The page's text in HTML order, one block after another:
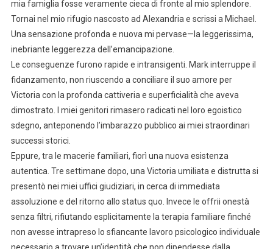
mia famiglia fosse veramente cieca di fronte al mio splendore.
Tornai nel mio rifugio nascosto ad Alexandria e scrissi a Michael.
Una sensazione profonda e nuova mi pervase—la leggerissima,
inebriante leggerezza dell’emancipazione.
Le conseguenze furono rapide e intransigenti. Mark interruppe il
fidanzamento, non riuscendo a conciliare il suo amore per
Victoria con la profonda cattiveria e superficialità che aveva
dimostrato. I miei genitori rimasero radicati nel loro egoistico
sdegno, anteponendo l’imbarazzo pubblico ai miei straordinari
successi storici.
Eppure, tra le macerie familiari, fiorì una nuova esistenza
autentica. Tre settimane dopo, una Victoria umiliata e distrutta si
presentò nei miei uffici giudiziari, in cerca di immediata
assoluzione e del ritorno allo status quo. Invece le offrii onestà
senza filtri, rifiutando esplicitamente la terapia familiare finché
non avesse intrapreso lo sfiancante lavoro psicologico individuale